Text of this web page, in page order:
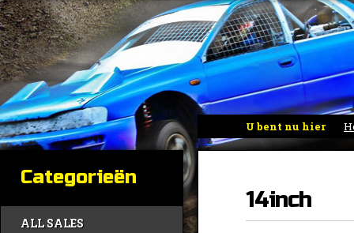
U bent nu hier
Categorieën
ALL SALES
14inch